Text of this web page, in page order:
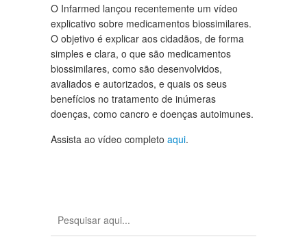
O Infarmed lançou recentemente um vídeo
explicativo sobre medicamentos biossimilares.
O objetivo é explicar aos cidadãos, de forma
simples e clara, o que são medicamentos
biossimilares, como são desenvolvidos,
avaliados e autorizados, e quais os seus
benefícios no tratamento de inúmeras
doenças, como cancro e doenças autoimunes.
Assista ao vídeo completo aqui.